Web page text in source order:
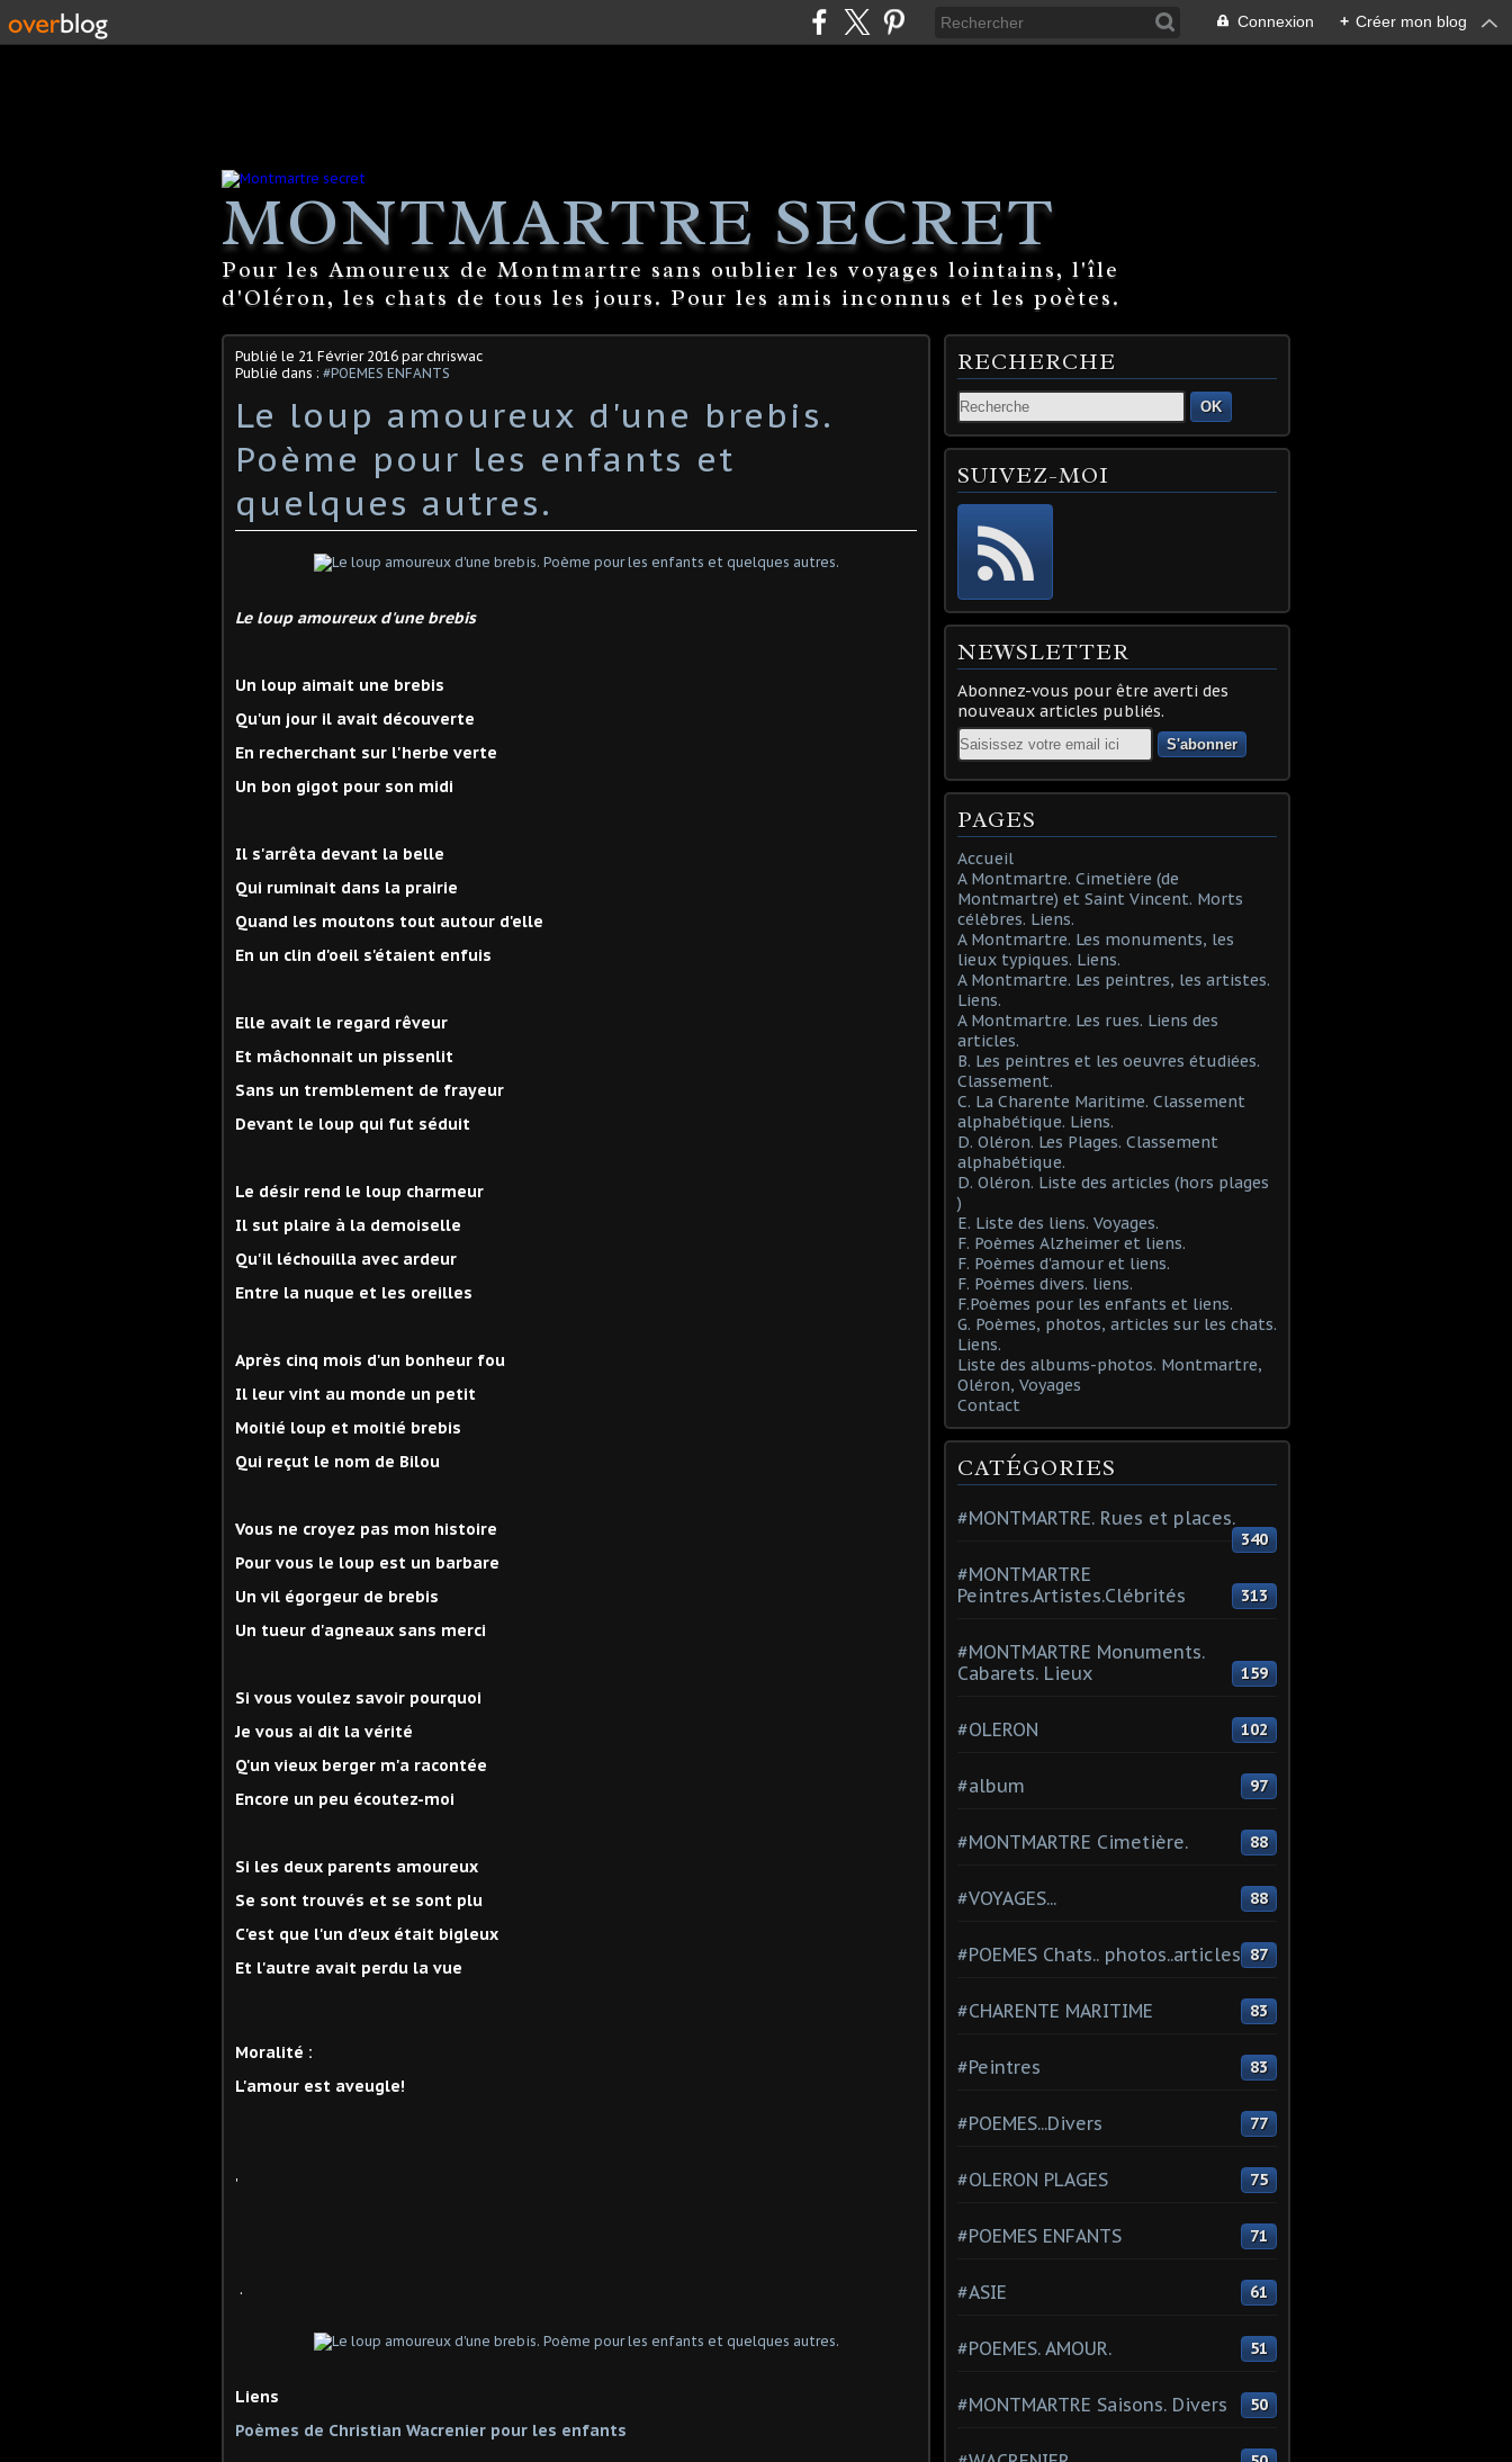
Connexion + Créer mon blog
MONTMARTRE SECRET
Pour les Amoureux de Montmartre sans oublier les voyages lointains, l'île
d'Oléron, les chats de tous les jours. Pour les amis inconnus et les poètes.
Publié le 21 Février 2016 par chriswac
Publié dans : #POEMES ENFANTS
Le loup amoureux d'une brebis.
Poème pour les enfants et
quelques autres.
Le loup amoureux d'une brebis
Un loup aimait une brebis
Qu'un jour il avait découverte
En recherchant sur l'herbe verte
Un bon gigot pour son midi
Il s'arrêta devant la belle
Qui ruminait dans la prairie
Quand les moutons tout autour d'elle
En un clin d'oeil s'étaient enfuis
Elle avait le regard rêveur
Et mâchonnait un pissenlit
Sans un tremblement de frayeur
Devant le loup qui fut séduit
Le désir rend le loup charmeur
Il sut plaire à la demoiselle
Qu'il léchouilla avec ardeur
Entre la nuque et les oreilles
Après cinq mois d'un bonheur fou
Il leur vint au monde un petit
Moitié loup et moitié brebis
Qui reçut le nom de Bilou
Vous ne croyez pas mon histoire
Pour vous le loup est un barbare
Un vil égorgeur de brebis
Un tueur d'agneaux sans merci
Si vous voulez savoir pourquoi
Je vous ai dit la vérité
Q'un vieux berger m'a racontée
Encore un peu écoutez-moi
Si les deux parents amoureux
Se sont trouvés et se sont plu
C'est que l'un d'eux était bigleux
Et l'autre avait perdu la vue
Moralité :
L'amour est aveugle!
'
.
Liens
Poèmes de Christian Wacrenier pour les enfants
RECHERCHE
OK
SUIVEZ-MOI
NEWSLETTER
Abonnez-vous pour être averti des
nouveaux articles publiés.
Email
PAGES
Accueil
A Montmartre. Cimetière (de
Montmartre) et Saint Vincent. Morts
célèbres. Liens.
A Montmartre. Les monuments, les
lieux typiques. Liens.
A Montmartre. Les peintres, les artistes.
Liens.
A Montmartre. Les rues. Liens des
articles.
B. Les peintres et les oeuvres étudiées.
Classement.
C. La Charente Maritime. Classement
alphabétique. Liens.
D. Oléron. Les Plages. Classement
alphabétique.
D. Oléron. Liste des articles (hors plages
)
E. Liste des liens. Voyages.
F. Poèmes Alzheimer et liens.
F. Poèmes d'amour et liens.
F. Poèmes divers. liens.
F.Poèmes pour les enfants et liens.
G. Poèmes, photos, articles sur les chats.
Liens.
Liste des albums-photos. Montmartre,
Oléron, Voyages
Contact
CATÉGORIES
#MONTMARTRE. Rues et places.
340
#MONTMARTRE
Peintres.Artistes.Clébrités
313
#MONTMARTRE Monuments.
Cabarets. Lieux
159
#OLERON 102
#album 97
#MONTMARTRE Cimetière. 88
#VOYAGES... 88
#POEMES Chats.. photos..articles 87
#CHARENTE MARITIME 83
#Peintres 83
#POEMES...Divers 77
#OLERON PLAGES 75
#POEMES ENFANTS 71
#ASIE 61
#POEMES. AMOUR. 51
#MONTMARTRE Saisons. Divers 50